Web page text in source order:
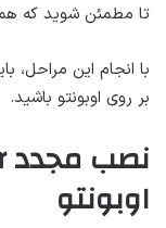
تا مطمئن شوید که
با انجام این مراحل،
بر روی اوبونتو باشید.
اوبونتو